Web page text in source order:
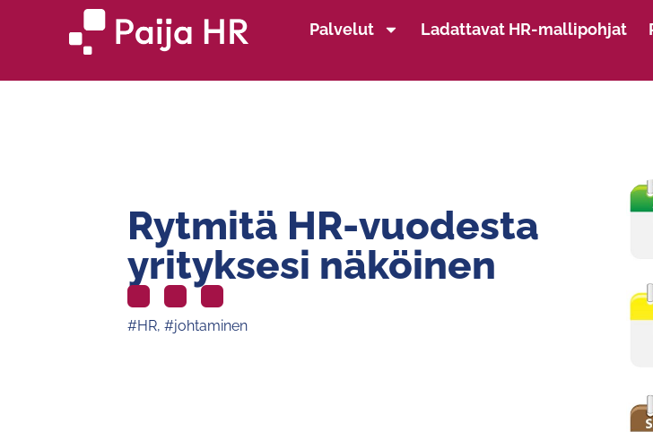
Palvelut Ladattavat HR-mallipohjat
Rytmitä HR-vuodesta
yrityksesi näköinen
#HR, #johtaminen